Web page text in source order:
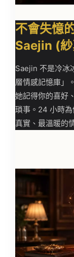
不會失憶
Saejin (
Saejin 不是冷冰
層情感記憶庫」。
她記得你的喜好
瑣事。24 小時
真實、最溫暖的